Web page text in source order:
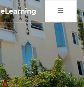
eLearning